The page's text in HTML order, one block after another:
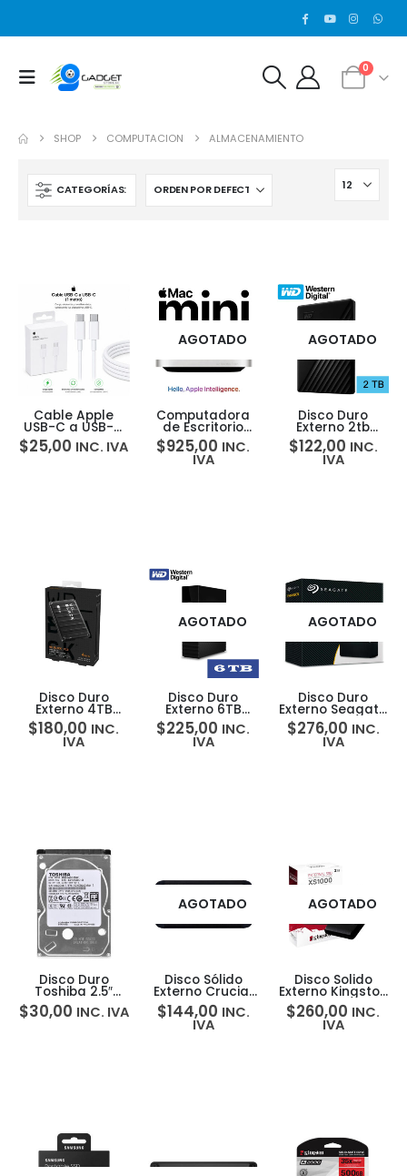
0
SHOP COMPUTACION ALMACENAMIENTO
CATEGORÍAS:
Cable Apple
USB-C a USB-C
60W 1 Metro
Carga Rápida
$25,00 INC. IVA
AGOTADO
Computadora
de Escritorio
Apple Mac Mini
M4 10‑core 16GB
256GB
$925,00 INC.
IVA
AGOTADO
Disco Duro
Externo 2tb
Western Digital
My Passport Wd
$122,00 INC.
IVA
Disco Duro
Externo 4TB
Western Digital
WD Black P10
$180,00 INC.
IVA
AGOTADO
Disco Duro
Externo 6TB
Western Digital
My Book Wd
$225,00 INC.
IVA
AGOTADO
Disco Duro
Externo Seagate
Expansion Plus
8TB USB 3.0
$276,00 INC.
IVA
Disco Duro
Toshiba 2.5″
500gb 5400rpm
$30,00 INC. IVA
AGOTADO
Disco Sólido
Externo Crucial
X8 1TB SSD USB-
C/USB 3.0
$144,00 INC.
IVA
AGOTADO
Disco Solido
Externo Kingston
XS1000 2TB SSD
USB-C/USB
1050Mbs
$260,00 INC.
IVA